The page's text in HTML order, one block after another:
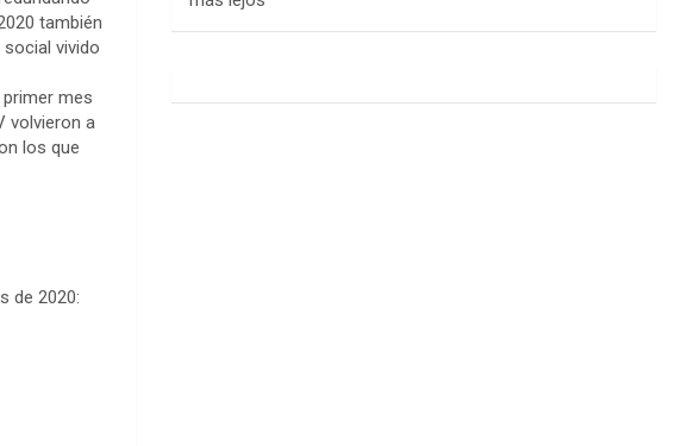
también
vivido
mes
volvieron a
los que
de 2020: